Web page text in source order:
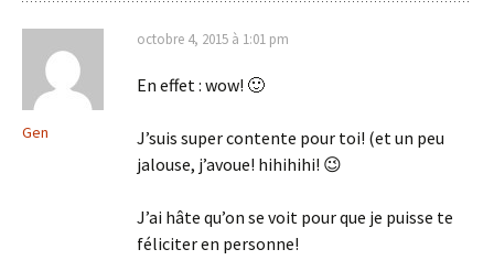
Gen
octobre 4, 2015 à 1:01 pm
En effet : wow! 🙂
J’suis super contente pour toi! (et un peu
jalouse, j’avoue! hihihihi! 😉
J’ai hâte qu’on se voit pour que je puisse te
féliciter en personne!